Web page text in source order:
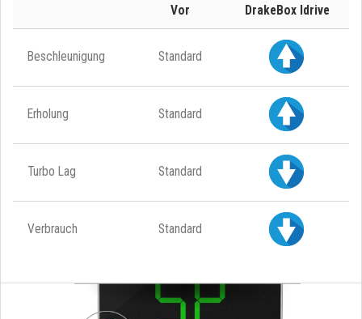
Vor DrakeBox Idrive
Beschleunigung Standard
Erholung Standard
Turbo Lag Standard
Verbrauch Standard